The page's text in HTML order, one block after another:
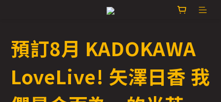
預訂8月 KADOKAWA
LoveLive! 矢澤日香 我